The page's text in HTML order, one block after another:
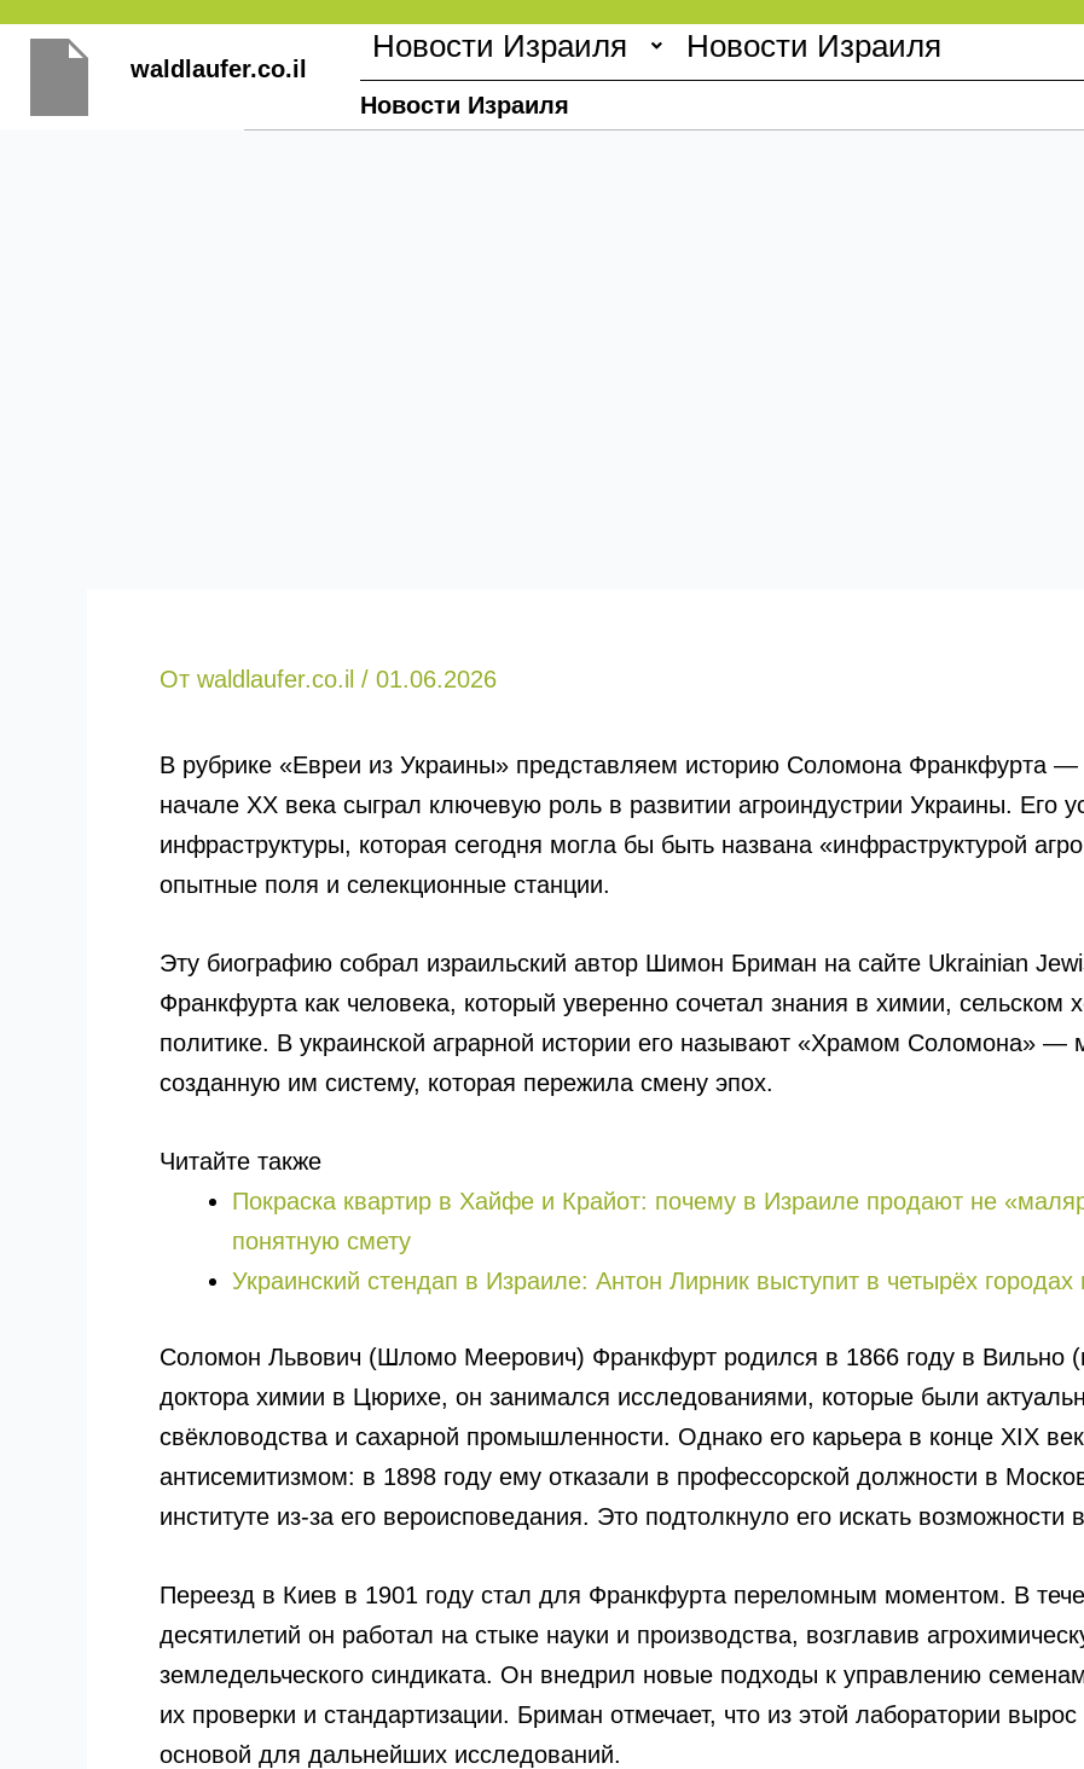
Перейти
waldlaufer.co.il
Новости Израиля Новости Израиля
Новости Израиля
От waldlaufer.co.il / 01.06.2026
В рубрике «Евреи из Украины» представляем историю Соломона Франкфурта —
начале ХХ века сыграл ключевую роль в развитии агроиндустрии Украины. Его
инфраструктуры, которая сегодня могла бы быть названа «инфраструктурой
опытные поля и селекционные станции.
Эту биографию собрал израильский автор Шимон Бриман на сайте Ukrainian
Франкфурта как человека, который уверенно сочетал знания в химии, сельском
политике. В украинской аграрной истории его называют «Храмом Соломона»
созданную им систему, которая пережила смену эпох.
Читайте также
Покраска квартир в Хайфе и Крайот: почему в Израиле продают не
понятную смету
Украинский стендап в Израиле: Антон Лирник выступит в четырёх городах
Соломон Львович (Шломо Меерович) Франкфурт родился в 1866 году в Вильно
доктора химии в Цюрихе, он занимался исследованиями, которые были
свёкловодства и сахарной промышленности. Однако его карьера в конце XIX
антисемитизмом: в 1898 году ему отказали в профессорской должности в
институте из-за его вероисповедания. Это подтолкнуло его искать возможности
Переезд в Киев в 1901 году стал для Франкфурта переломным моментом. В
десятилетий он работал на стыке науки и производства, возглавив
земледельческого синдиката. Он внедрил новые подходы к управлению
их проверки и стандартизации. Бриман отмечает, что из этой лаборатории
основой для дальнейших исследований.